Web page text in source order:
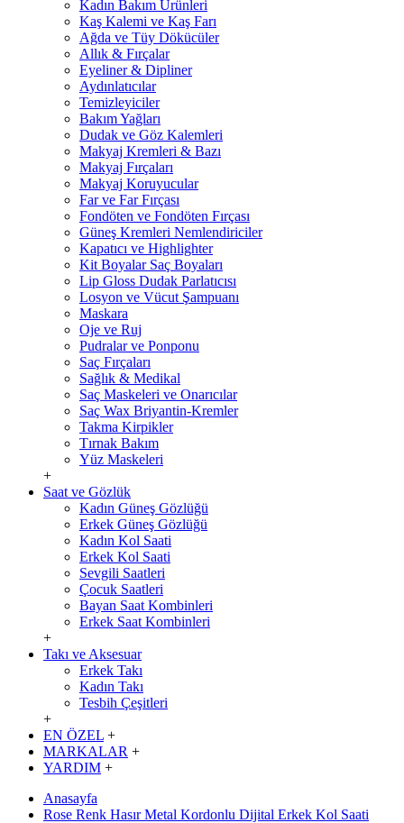
Kadın Bakım Ürünleri
Kaş Kalemi ve Kaş Farı
Ağda ve Tüy Dökücüler
Allık & Fırçalar
Eyeliner & Dipliner
Aydınlatıcılar
Temizleyiciler
Bakım Yağları
Dudak ve Göz Kalemleri
Makyaj Kremleri & Bazı
Makyaj Fırçaları
Makyaj Koruyucular
Far ve Far Fırçası
Fondöten ve Fondöten Fırçası
Güneş Kremleri Nemlendiriciler
Kapatıcı ve Highlighter
Kit Boyalar Saç Boyaları
Lip Gloss Dudak Parlatıcısı
Losyon ve Vücut Şampuanı
Maskara
Oje ve Ruj
Pudralar ve Ponponu
Saç Fırçaları
Sağlık & Medikal
Saç Maskeleri ve Onarıcılar
Saç Wax Briyantin-Kremler
Takma Kirpikler
Tırnak Bakım
Yüz Maskeleri
+
Saat ve Gözlük
Kadın Güneş Gözlüğü
Erkek Güneş Gözlüğü
Kadın Kol Saati
Erkek Kol Saati
Sevgili Saatleri
Çocuk Saatleri
Bayan Saat Kombinleri
Erkek Saat Kombinleri
+
Takı ve Aksesuar
Erkek Takı
Kadın Takı
Tesbih Çeşitleri
+
EN ÖZEL +
MARKALAR +
YARDIM +
Anasayfa
Rose Renk Hasır Metal Kordonlu Dijital Erkek Kol Saati